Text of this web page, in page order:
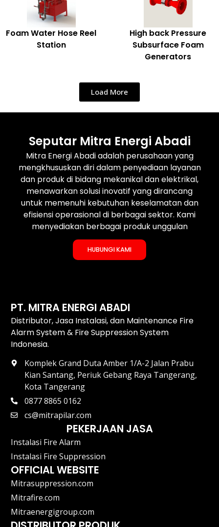
Foam Water Hose Reel
Station
High back Pressure
Subsurface Foam
Generators
Load More
Seputar Mitra Energi Abadi
Mitra Energi Abadi adalah perusahaan yang
mengkhususkan diri dalam penyediaan layanan
dan produk di bidang mekanikal dan elektrikal,
menawarkan solusi inovatif yang dirancang
untuk memenuhi kebutuhan keselamatan dan
efisiensi operasional di berbagai sektor. Kami
menyediakan berbagai produk unggulan
HUBUNGI KAMI
PT. MITRA ENERGI ABADI
Distributor, Jasa Instalasi, dan Maintenance Fire
Alarm System & Fire Suppression System
Indonesia.
Komplek Grand Duta Amber 1/A-2 Jalan Prabu
Kian Santang, Periuk Gebang Raya Tangerang,
Kota Tangerang
0877 8865 0162
cs@mitrapilar.com
PEKERJAAN JASA
Instalasi Fire Alarm
Instalasi Fire Suppression
OFFICIAL WEBSITE
Mitrasuppression.com
Mitrafire.com
Mitraenergigroup.com